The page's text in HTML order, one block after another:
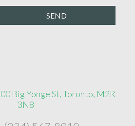
Big Yonge St, Toronto, M2R
3N8